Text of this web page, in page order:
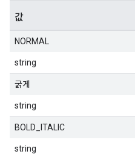
값
NORMAL
string
굵게
string
BOLD_ITALIC
string